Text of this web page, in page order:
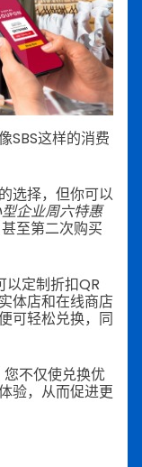
SBS这样的消费
选择，但你可以
企业周六特惠
至第二次购买
以定制折扣QR
体店和在线商店
可轻松兑换，同
不仅使兑换优
验，从而促进更